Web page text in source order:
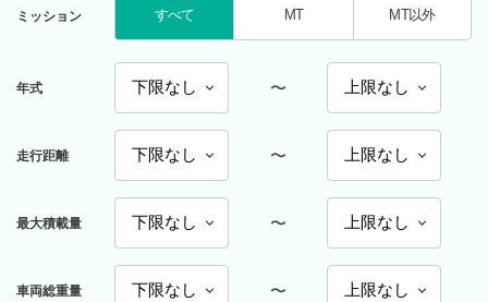
ミッション すべて MT MT以外
年式 〜
走行距離 〜
最大積載量 〜
車両総重量 〜